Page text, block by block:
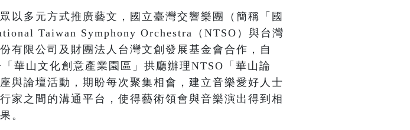
以多元方式推廣藝文，國立臺灣交響樂團（簡稱「國
Taiwan Symphony Orchestra（NTSO）與台灣
有限公司及財團法人台灣文創發展基金會合作，自
華山文化創意產業園區」拱廳辦理NTSO「華山論
與論壇活動，期盼每次聚集相會，建立音樂愛好人士
家之間的溝通平台，使得藝術領會與音樂演出得到相
。